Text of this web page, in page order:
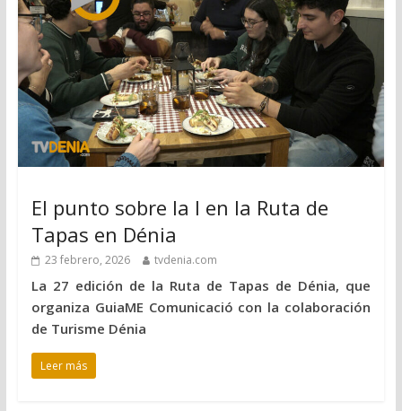
El punto sobre la I en la Ruta de
Tapas en Dénia
23 febrero, 2026 tvdenia.com
La 27 edición de la Ruta de Tapas de Dénia, que
organiza GuiaME Comunicació con la colaboración
de Turisme Dénia
Leer más